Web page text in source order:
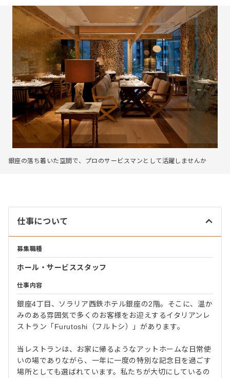
銀座の落ち着いた空間で、プロのサービスマンとして活躍しませんか
仕事について
募集職種
ホール・サービススタッフ
仕事内容
銀座4丁目、ソラリア西鉄ホテル銀座の2階。そこに、温か
みのある雰囲気で多くのお客様をお迎えするイタリアンレ
ストラン「Furutoshi（フルトシ）」があります。
当レストランは、お家に帰るようなアットホームな日常使
いの場でありながら、一年に一度の特別な記念日を過ごす
場所としても選ばれています。私たちが大切にしているの